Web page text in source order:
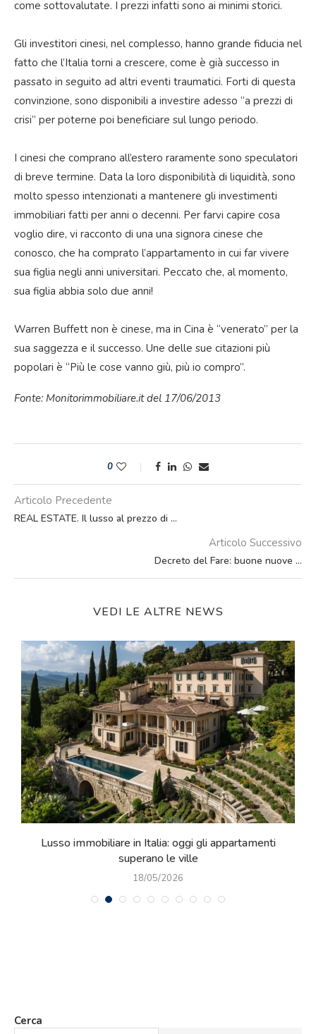
come sottovalutate. I prezzi infatti sono ai minimi storici.
Gli investitori cinesi, nel complesso, hanno grande fiducia nel
fatto che l’Italia torni a crescere, come è già successo in
passato in seguito ad altri eventi traumatici. Forti di questa
convinzione, sono disponibili a investire adesso “a prezzi di
crisi” per poterne poi beneficiare sul lungo periodo.
I cinesi che comprano all’estero raramente sono speculatori
di breve termine. Data la loro disponibilità di liquidità, sono
molto spesso intenzionati a mantenere gli investimenti
immobiliari fatti per anni o decenni. Per farvi capire cosa
voglio dire, vi racconto di una una signora cinese che
conosco, che ha comprato l’appartamento in cui far vivere
sua figlia negli anni universitari. Peccato che, al momento,
sua figlia abbia solo due anni!
Warren Buffett non è cinese, ma in Cina è “venerato” per la
sua saggezza e il successo. Une delle sue citazioni più
popolari è “Più le cose vanno giù, più io compro”.
Fonte: Monitorimmobiliare.it del 17/06/2013
0
Articolo Precedente
REAL ESTATE. Il lusso al prezzo di …
Articolo Successivo
Decreto del Fare: buone nuove …
VEDI LE ALTRE NEWS
Lusso immobiliare in Italia: oggi gli appartamenti
superano le ville
18/05/2026
Cerca